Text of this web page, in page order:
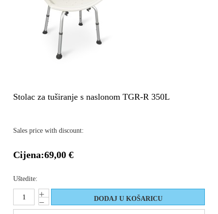
Stolac za tuširanje s naslonom TGR-R 350L
Sales price with discount:
Cijena:69,00 €
Uštedite: